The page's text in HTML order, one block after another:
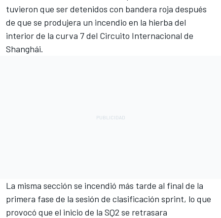
tuvieron que ser detenidos con bandera roja después
de que se produjera un incendio en la hierba del
interior de la curva 7 del Circuito Internacional de
Shanghái.
La misma sección se incendió más tarde al final de la
primera fase de la sesión de clasificación sprint, lo que
provocó que el inicio de la SQ2 se retrasara